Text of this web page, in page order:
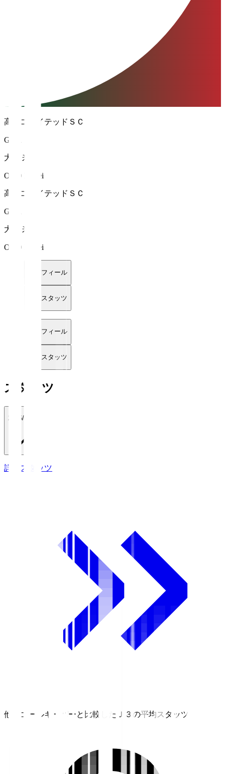
高知ユナイテッドＳＣ
GK 1
大野 来生
ONO Raisei
高知ユナイテッドＳＣ
GK 1
大野 来生
ONO Raisei
プロフィール
詳細スタッツ
プロフィール
詳細スタッツ
スタッツ
2026/27
詳細スタッツ
他のゴールキーパーと比較したＪ３の平均スタッツ